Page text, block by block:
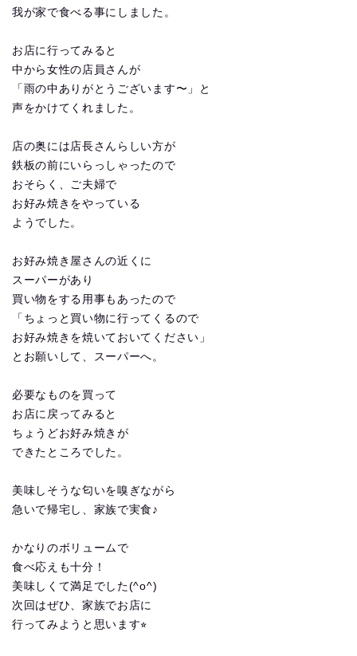
我が家で食べる事にしました。
お店に行ってみると
中から女性の店員さんが
「雨の中ありがとうございます〜」と
声をかけてくれました。
店の奥には店長さんらしい方が
鉄板の前にいらっしゃったので
おそらく、ご夫婦で
お好み焼きをやっている
ようでした。
お好み焼き屋さんの近くに
スーパーがあり
買い物をする用事もあったので
「ちょっと買い物に行ってくるので
お好み焼きを焼いておいてください」
とお願いして、スーパーへ。
必要なものを買って
お店に戻ってみると
ちょうどお好み焼きが
できたところでした。
美味しそうな匂いを嗅ぎながら
急いで帰宅し、家族で実食♪
かなりのボリュームで
食べ応えも十分！
美味しくて満足でした(^o^)
次回はぜひ、家族でお店に
行ってみようと思います⭐︎